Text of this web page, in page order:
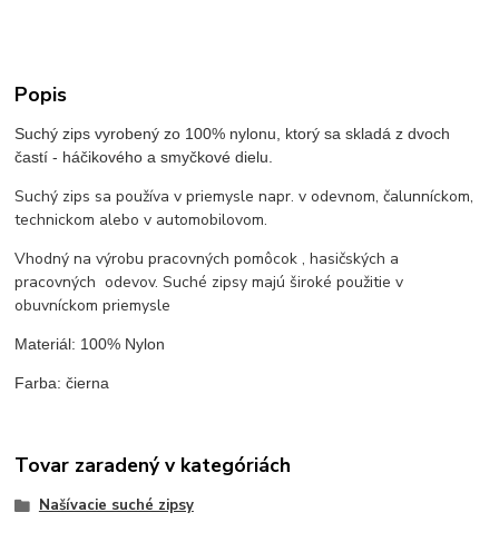
Popis
Suchý zips vyrobený zo 100% nylonu, ktorý sa skladá z dvoch
častí - háčikového a smyčkové dielu.
Suchý zips sa používa v priemysle napr. v odevnom, čalunníckom,
technickom alebo v automobilovom.
Vhodný na výrobu pracovných pomôcok , hasičských a
pracovných odevov. Suché zipsy majú široké použitie v
obuvníckom priemysle
Materiál: 100% Nylon
Farba: čierna
Tovar zaradený v kategóriách
Našívacie suché zipsy